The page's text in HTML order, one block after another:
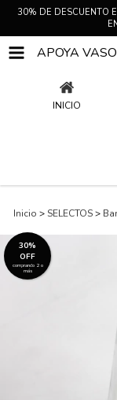
30% DE DESCUENTO
APOYA
INICIO
Inicio >SELECTOS>
30%
OFF
comprando 2 o
más